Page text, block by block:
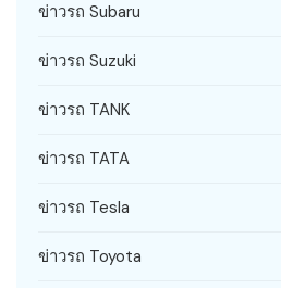
ข่าวรถ Subaru
ข่าวรถ Suzuki
ข่าวรถ TANK
ข่าวรถ TATA
ข่าวรถ Tesla
ข่าวรถ Toyota